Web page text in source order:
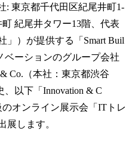
: 東京都千代田区紀尾井町1-
紀尾井タワー13階、代表
」）が提供する「Smart Buil
ベーションのグループ会社
Co.（本社：東京都渋谷
以下「Innovation & C
オンライン展示会「ITトレ
展します。